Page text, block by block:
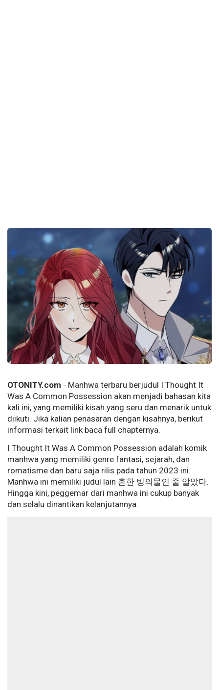
--
OTONITY.com - Manhwa terbaru berjudul I Thought It
Was A Common Possession akan menjadi bahasan kita
kali ini, yang memiliki kisah yang seru dan menarik untuk
diikuti. Jika kalian penasaran dengan kisahnya, berikut
informasi terkait link baca full chapternya.
I Thought It Was A Common Possession adalah komik
manhwa yang memiliki genre fantasi, sejarah, dan
romatisme dan baru saja rilis pada tahun 2023 ini.
Manhwa ini memiliki judul lain 흔한 빙의물인 줄 알았다.
Hingga kini, peggemar dari manhwa ini cukup banyak
dan selalu dinantikan kelanjutannya.